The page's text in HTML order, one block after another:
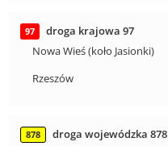
97
droga krajowa 97
Nowa Wieś (koło Jasionki)
Rzeszów
878
droga wojewódzka 878